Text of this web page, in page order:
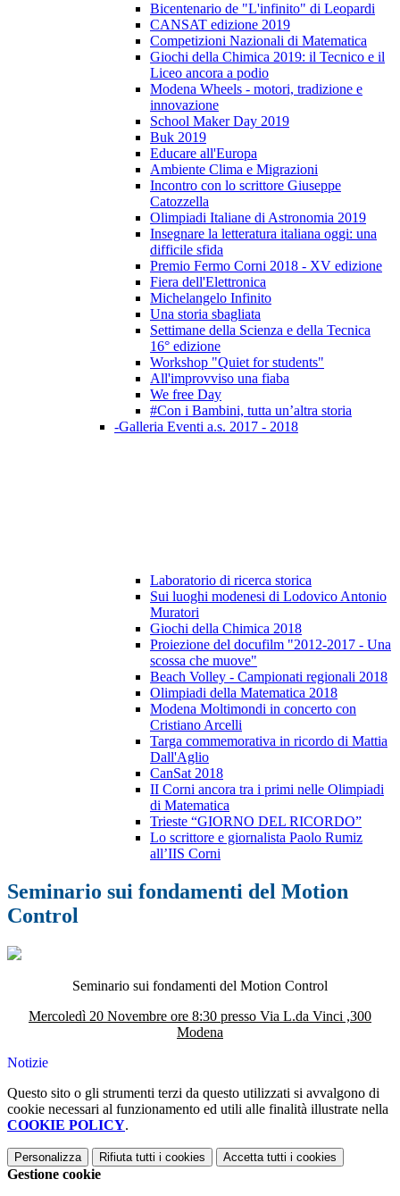
Bicentenario de "L'infinito" di Leopardi
CANSAT edizione 2019
Competizioni Nazionali di Matematica
Giochi della Chimica 2019: il Tecnico e il
Liceo ancora a podio
Modena Wheels - motori, tradizione e
innovazione
School Maker Day 2019
Buk 2019
Educare all'Europa
Ambiente Clima e Migrazioni
Incontro con lo scrittore Giuseppe
Catozzella
Olimpiadi Italiane di Astronomia 2019
Insegnare la letteratura italiana oggi: una
difficile sfida
Premio Fermo Corni 2018 - XV edizione
Fiera dell'Elettronica
Michelangelo Infinito
Una storia sbagliata
Settimane della Scienza e della Tecnica
16° edizione
Workshop "Quiet for students"
All'improvviso una fiaba
We free Day
#Con i Bambini, tutta un’altra storia
-Galleria Eventi a.s. 2017 - 2018
Laboratorio di ricerca storica
Sui luoghi modenesi di Lodovico Antonio
Muratori
Giochi della Chimica 2018
Proiezione del docufilm "2012-2017 - Una
scossa che muove"
Beach Volley - Campionati regionali 2018
Olimpiadi della Matematica 2018
Modena Moltimondi in concerto con
Cristiano Arcelli
Targa commemorativa in ricordo di Mattia
Dall'Aglio
CanSat 2018
II Corni ancora tra i primi nelle Olimpiadi
di Matematica
Trieste “GIORNO DEL RICORDO”
Lo scrittore e giornalista Paolo Rumiz
all’IIS Corni
Seminario sui fondamenti del Motion
Control
Seminario sui fondamenti del Motion Control
Mercoledì 20 Novembre ore 8:30 presso Via L.da Vinci ,300
Modena
Notizie
Questo sito o gli strumenti terzi da questo utilizzati si avvalgono di
cookie necessari al funzionamento ed utili alle finalità illustrate nella
COOKIE POLICY.
Personalizza Rifiuta tutti i cookies Accetta tutti i cookies
Gestione cookie